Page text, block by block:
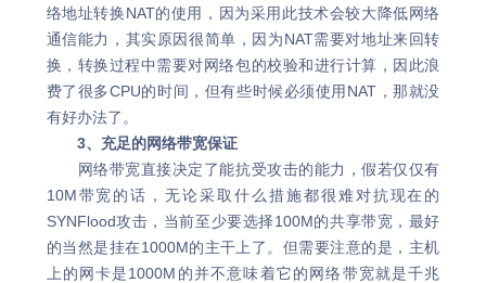
络地址转换NAT的使用，因为采用此技术会较大降低网络
通信能力，其实原因很简单，因为NAT需要对地址来回转
换，转换过程中需要对网络包的校验和进行计算，因此浪
费了很多CPU的时间，但有些时候必须使用NAT，那就没
有好办法了。
3、充足的网络带宽保证
网络带宽直接决定了能抗受攻击的能力，假若仅仅有
10M带宽的话，无论采取什么措施都很难对抗现在的
SYNFlood攻击，当前至少要选择100M的共享带宽，最好
的当然是挂在1000M的主干上了。但需要注意的是，主机
上的网卡是1000M的并不意味着它的网络带宽就是千兆